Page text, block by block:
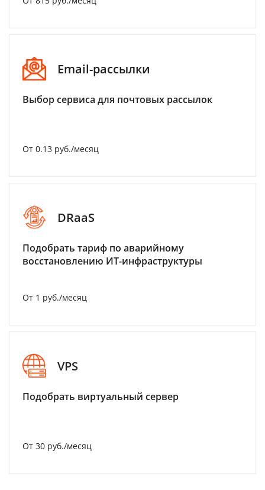
Email-рассылки
Выбор сервиса для почтовых рассылок
От 0.13 руб./месяц
DRaaS
Подобрать тариф по аварийному
восстановлению ИТ-инфраструктуры
От 1 руб./месяц
VPS
Подобрать виртуальный сервер
От 30 руб./месяц